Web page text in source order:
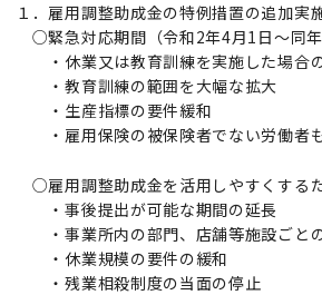
１．雇用調整助成金の特例措置の追加実
○緊急対応期間（令和2年4月1日～同
・休業又は教育訓練を実施した場合
・教育訓練の範囲を大幅な拡大
・生産指標の要件緩和
・雇用保険の被保険者でない労働者
○雇用調整助成金を活用しやすくする
・事後提出が可能な期間の延長
・事業所内の部門、店舗等施設ごと
・休業規模の要件の緩和
・残業相殺制度の当面の停止